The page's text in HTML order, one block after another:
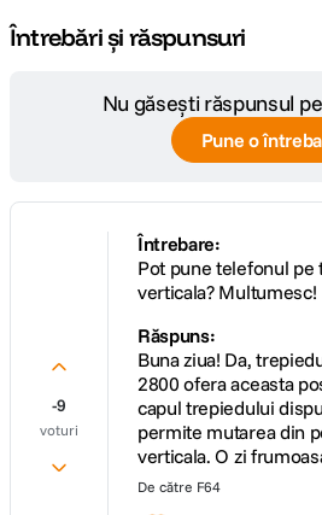
Întrebări și răspunsuri
Nu găsești răspunsul
Pune o
-9
voturi
Întrebare:
Pot pune telefonul pe
verticala? Multumesc!
Răspuns:
Buna ziua! Da,
2800 ofera aceasta
capul trepiedului
permite mutarea din
verticala. O zi
De către F64